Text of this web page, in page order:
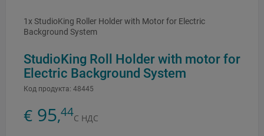
1x StudioKing Roller Holder with Motor for Electric
Background System
StudioKing Roll Holder with motor for
Electric Background System
Код продукта: 48445
€ 95,44С НДС